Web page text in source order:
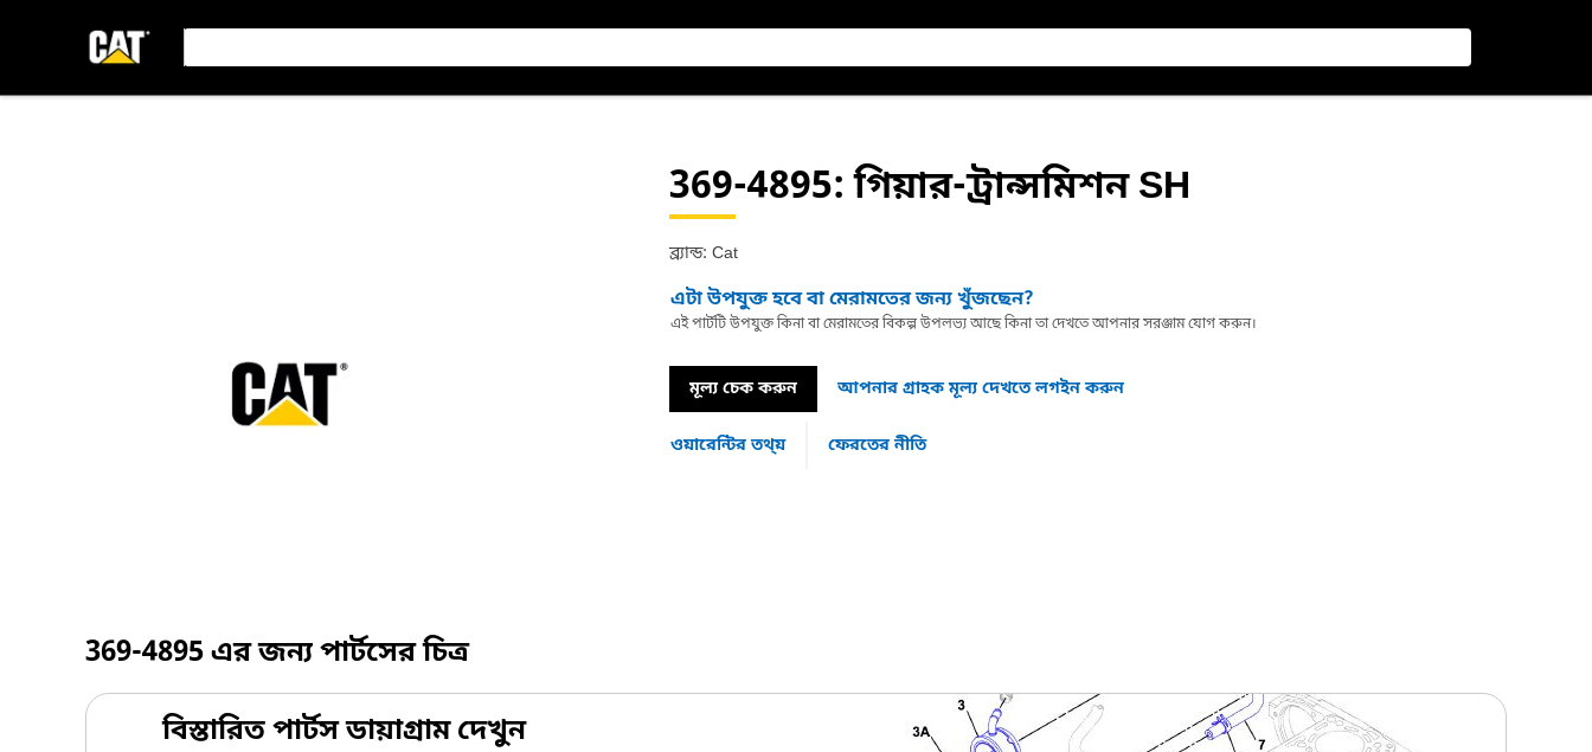
369-4895: গিয়ার-ট্রান্সমিশন SH
ব্র্যান্ড: Cat
এটা উপযুক্ত হবে বা মেরামতের জন্য খুঁজছেন?
এই পার্টটি উপযুক্ত কিনা বা মেরামতের বিকল্প উপলভ্য আছে কিনা তা দেখতে আপনার সরঞ্জাম যোগ করুন।
মূল্য চেক করুন আপনার গ্রাহক মূল্য দেখতে লগইন করুন
ওয়ারেন্টির তথ্য় ফেরতের নীতি
369-4895এর জন্য পার্টসের চিত্র
বিস্তারিত পার্টস ডায়াগ্রাম দেখুন